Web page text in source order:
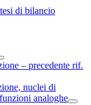
di bilancio
– precedente rif.
nuclei di
analoghe